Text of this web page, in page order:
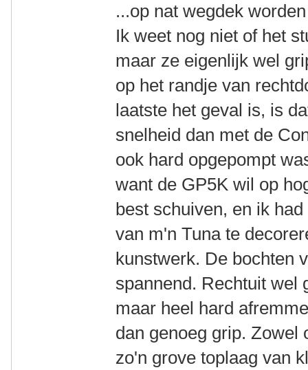
...op nat wegdek
Ik weet nog niet of het
maar ze eigenlijk wel
op het randje van
laatste het geval is, is
snelheid dan met de
ook hard opgepompt
want de GP5K wil op
best schuiven, en ik
van m'n Tuna te
kunstwerk. De bochten
spannend. Rechtuit wel
maar heel hard
dan genoeg grip. Zowel
zo'n grove toplaag van